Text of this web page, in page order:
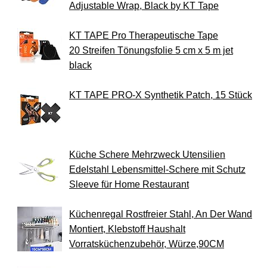
Adjustable Wrap, Black by KT Tape
KT TAPE Pro Therapeutische Tape
20 Streifen Tönungsfolie 5 cm x 5 m jet
black
KT TAPE PRO-X Synthetik Patch, 15 Stück
Küche Schere Mehrzweck Utensilien
Edelstahl Lebensmittel-Schere mit Schutz
Sleeve für Home Restaurant
Küchenregal Rostfreier Stahl, An Der Wand
Montiert, Klebstoff Haushalt
Vorratsküchenzubehör, Würze,90CM